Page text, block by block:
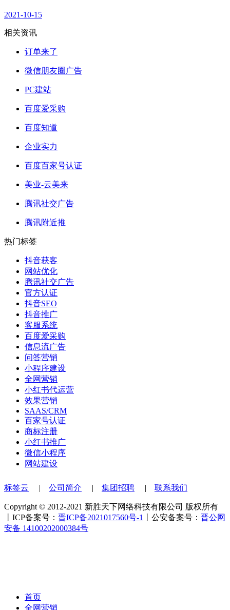
2021-10-15
相关资讯
订单来了
微信朋友圈广告
PC建站
百度爱采购
百度知道
企业实力
百度百家号认证
美业-云美来
腾讯社交广告
腾讯附近推
热门标签
抖音获客
网站优化
腾讯社交广告
官方认证
抖音SEO
抖音推广
客服系统
百度爱采购
信息流广告
问答营销
小程序建设
全网营销
小红书代运营
效果营销
SAAS/CRM
百家号认证
商标注册
小红书推广
微信小程序
网站建设
标签云 公司简介 集团招聘 联系我们
Copyright © 2012-2021 新胜天下网络科技有限公司 版权所有
丨ICP备案号： 晋ICP备2021017560号-1 丨公安备案号： 晋公网
安备 14100202000384号
首页
全网营销